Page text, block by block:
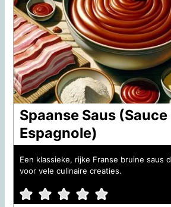
Spaanse Saus (Sauce
Espagnole)
Een klassieke, rijke Franse bruine saus
voor vele culinaire creaties.